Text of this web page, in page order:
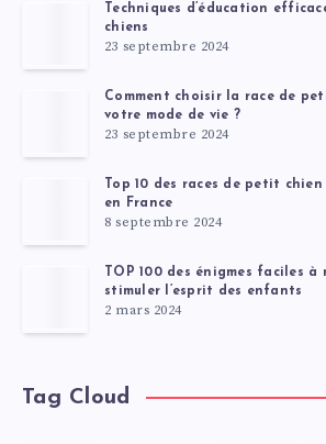
Techniques d’éducation
chiens
23 septembre 2024
Comment choisir la race de
votre mode de vie ?
23 septembre 2024
Top 10 des races de petit
en France
8 septembre 2024
TOP 100 des énigmes faciles à
stimuler l’esprit des enfants
2 mars 2024
Tag Cloud